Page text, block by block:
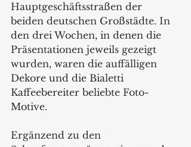
Hauptgeschäftsstraßen der
beiden deutschen Großstädte. In
den drei Wochen, in denen die
Präsentationen jeweils gezeigt
wurden, waren die auffälligen
Dekore und die Bialetti
Kaffeebereiter beliebte Foto-
Motive.
Ergänzend zu den